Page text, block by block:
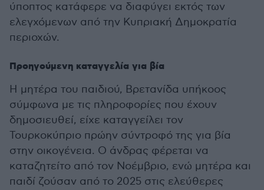
ύποπτος κατάφερε να διαφύγει εκτός των
ελεγχόμενων από την Κυπριακή Δημοκρατία
περιοχών.
Προηγούμενη καταγγελία για βία
Η μητέρα του παιδιού, Βρετανίδα υπήκοος
σύμφωνα με τις πληροφορίες που έχουν
δημοσιευθεί, είχε καταγγείλει τον
Τουρκοκύπριο πρώην σύντροφό της για βία
στην οικογένεια. Ο άνδρας φέρεται να
καταζητείτο από τον Νοέμβριο, ενώ μητέρα και
παιδί ζούσαν από το 2025 στις ελεύθερες